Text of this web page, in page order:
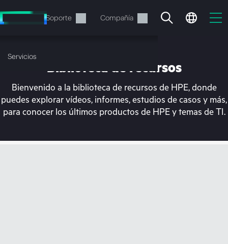
al
contenido
Servicios Soporte Compañía
Servicios
En estos momentos, tu
Biblioteca de recursos
Bienvenido a la biblioteca de recursos de HPE, donde
puedes explorar vídeos, informes, estudios de casos y más,
para conocer los últimos productos de HPE y temas de TI.